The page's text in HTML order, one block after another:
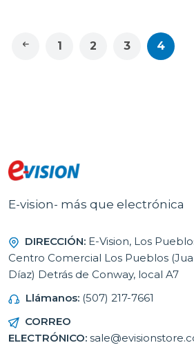
1 2 3 4
E-vision- más que electrónica
DIRECCIÓN: E-Vision, Los
Centro Comercial Los Pueblos
Díaz) Detrás de Conway, local A7
Llámanos: (507) 217-7661
CORREO
ELECTRÓNICO: